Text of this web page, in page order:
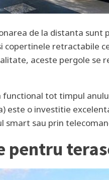
de la distanta sunt
copertinele retractabile
aceste pergole se
functional tot timpul
este o investitie
smart sau prin
pentru